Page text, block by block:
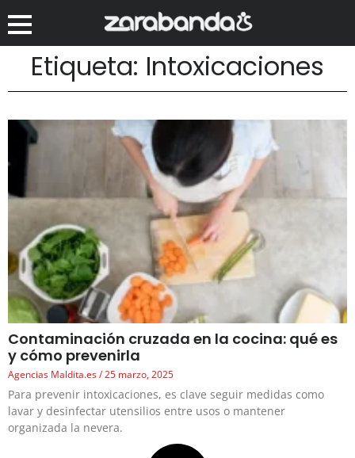
Etiqueta: Intoxicaciones
Contaminación cruzada en la cocina: qué es
y cómo prevenirla
Agencias Maldita.es 25 marzo, 2025
Para prevenir intoxicaciones, es clave seguir medidas como
lavar y desinfectar utensilios entre usos o mantener
organizada la nevera.